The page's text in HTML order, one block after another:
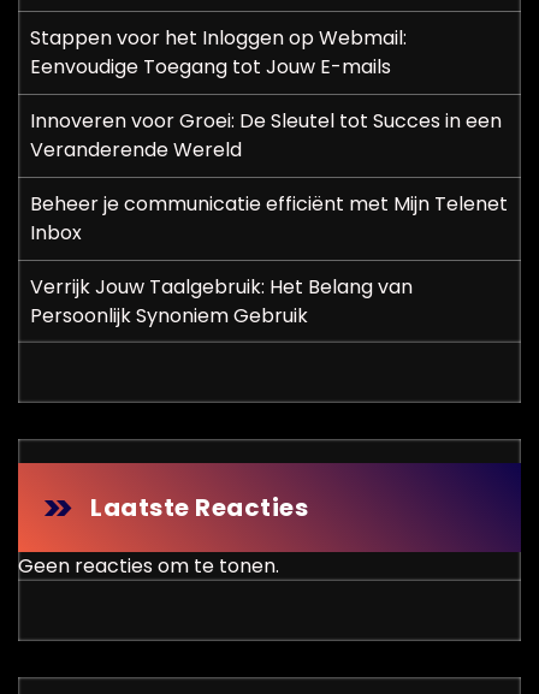
g
i
n
e
r
i
n
g
Stappen voor het Inloggen op Webmail:
Eenvoudige Toegang tot Jouw E-mails
Innoveren voor Groei: De Sleutel tot Succes in een
Veranderende Wereld
Beheer je communicatie efficiënt met Mijn Telenet
Inbox
Verrijk Jouw Taalgebruik: Het Belang van
Persoonlijk Synoniem Gebruik
Laatste Reacties
Geen reacties om te tonen.